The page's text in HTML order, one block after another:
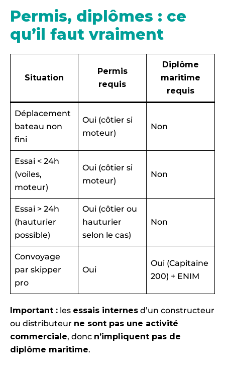
Permis, diplômes : ce
qu’il faut vraiment
Situation
Permis
requis
Diplôme
maritime
requis
Déplacement
bateau non
fini
Oui (côtier si
moteur)
Non
Essai < 24h
(voiles,
moteur)
Oui (côtier si
moteur)
Non
Essai > 24h
(hauturier
possible)
Oui (côtier ou
hauturier
selon le cas)
Non
Convoyage
par skipper
pro
Oui
Oui (Capitaine
200) + ENIM
Important : les essais internes d’un constructeur
ou distributeur ne sont pas une activité
commerciale, donc n’impliquent pas de
diplôme maritime.